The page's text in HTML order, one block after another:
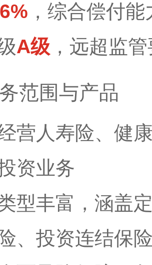
，综合偿付
A级 ，远超监
范围与产品
营人寿险、健
资业务
型丰富，涵盖
、投资连结保